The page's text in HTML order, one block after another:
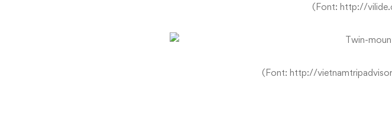
(Font: http://
(Font: http://